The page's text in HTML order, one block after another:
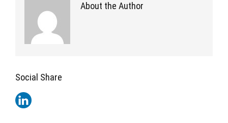
About the Author
Social Share